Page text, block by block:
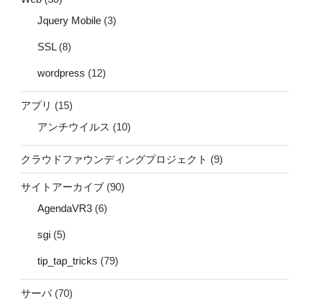
Jquery Mobile (3)
SSL(8)
wordpress (12)
アプリ (15)
アンチウイルス (10)
クラウドファウンディングプロジェクト (9)
サイトアーカイブ (90)
AgendaVR3 (6)
sgi (5)
tip_tap_tricks (79)
サーバ(70)